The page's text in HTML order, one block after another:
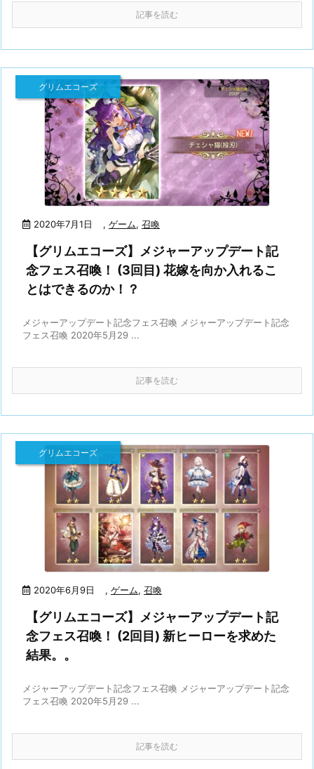
記事を読む
2020年7月1日
グリムエコーズ
, ゲーム, 召喚
【グリムエコーズ】メジャーアップデート記
念フェス召喚！ (3回目) 花嫁を向か入れるこ
とはできるのか！？
メジャーアップデート記念フェス召喚 メジャーアップデート記念
フェス召喚 2020年5月29 ...
記事を読む
2020年6月9日
グリムエコーズ
, ゲーム, 召喚
【グリムエコーズ】メジャーアップデート記
念フェス召喚！ (2回目) 新ヒーローを求めた
結果。。
メジャーアップデート記念フェス召喚 メジャーアップデート記念
フェス召喚 2020年5月29 ...
記事を読む